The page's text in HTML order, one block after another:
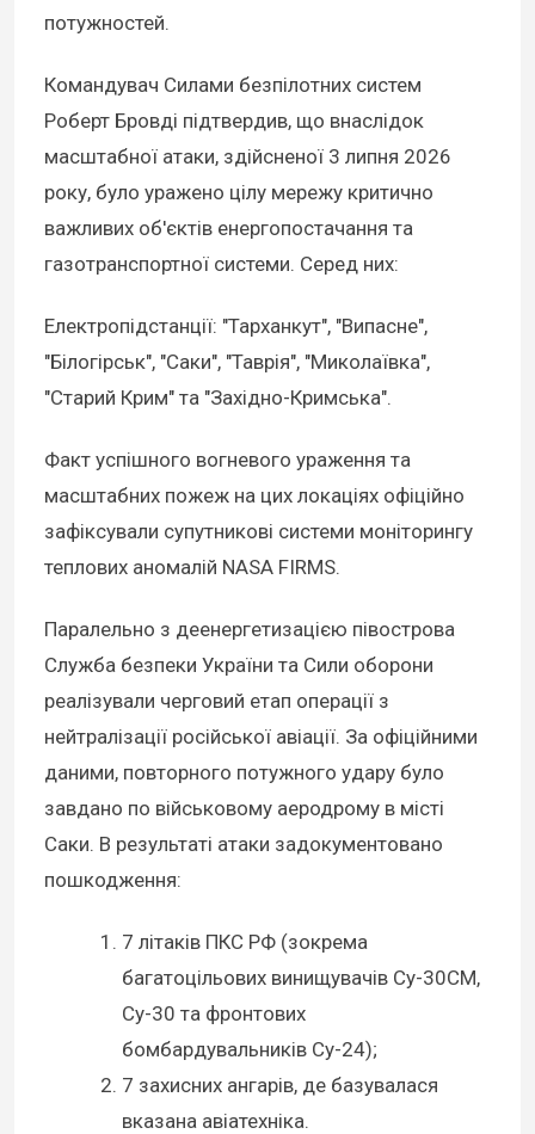
потужностей.
Командувач Силами безпілотних систем
Роберт Бровді підтвердив, що внаслідок
масштабної атаки, здійсненої 3 липня 2026
року, було уражено цілу мережу критично
важливих об'єктів енергопостачання та
газотранспортної системи. Серед них:
Електропідстанції: "Тарханкут", "Випасне",
"Білогірськ", "Саки", "Таврія", "Миколаївка",
"Старий Крим" та "Західно-Кримська".
Факт успішного вогневого ураження та
масштабних пожеж на цих локаціях офіційно
зафіксували супутникові системи моніторингу
теплових аномалій NASA FIRMS.
Паралельно з деенергетизацією півострова
Служба безпеки України та Сили оборони
реалізували черговий етап операції з
нейтралізації російської авіації. За офіційними
даними, повторного потужного удару було
завдано по військовому аеродрому в місті
Саки. В результаті атаки задокументовано
пошкодження:
7 літаків ПКС РФ (зокрема
багатоцільових винищувачів Су-30СМ,
Су-30 та фронтових
бомбардувальників Су-24);
7 захисних ангарів, де базувалася
вказана авіатехніка.